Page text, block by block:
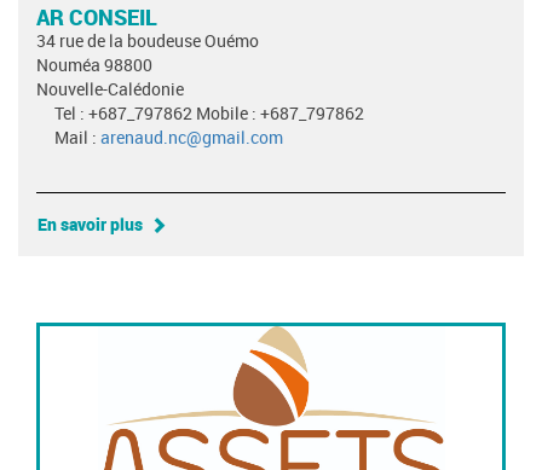
AR CONSEIL
34 rue de la boudeuse Ouémo
Nouméa 98800
Nouvelle-Calédonie
Tel : +687_797862 Mobile : +687_797862
Mail : arenaud.nc@gmail.com
En savoir plus